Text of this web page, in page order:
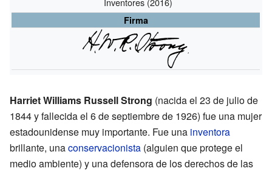
Firma
Harriet Williams Russell Strong (nacida el 23 de julio de
1844 y fallecida el 6 de septiembre de 1926) fue una mujer
estadounidense muy importante. Fue una inventora
brillante, unaconservacionista (alguien que protege el
medio ambiente) y una defensora de los derechos de las